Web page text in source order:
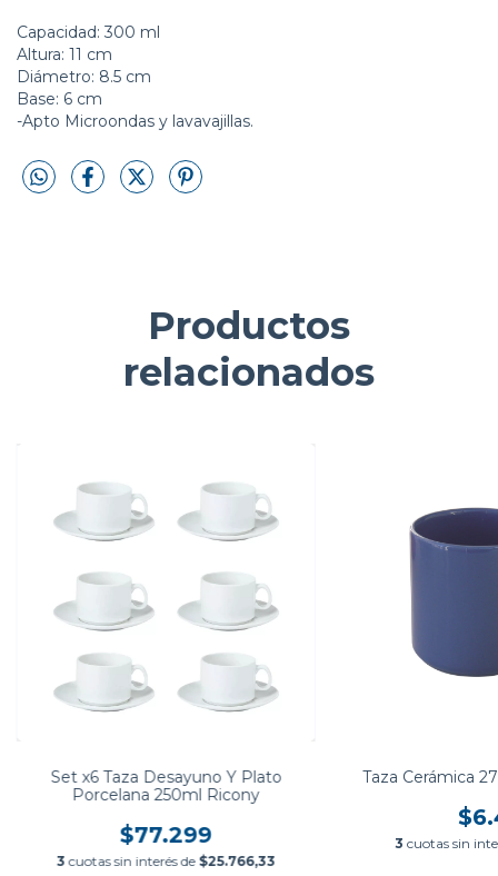
Capacidad: 300 ml
Altura: 11 cm
Diámetro: 8.5 cm
Base: 6 cm
-Apto Microondas y lavavajillas.
Productos
relacionados
Set x6 Taza Desayuno Y Plato
Porcelana 250ml Ricony
$77.299
3 cuotas sin interés de $25.766,33
Taza Cerámica
3 cuotas sin